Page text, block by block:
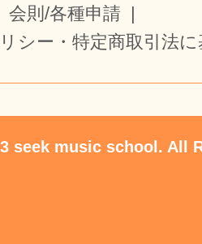
会則/各種申請 |
シー・特定商取引法
seek music school. All